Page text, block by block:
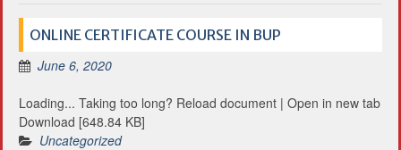
ONLINE CERTIFICATE COURSE IN BUP
June 6, 2020
Loading... Taking too long? Reload document | Open in new tab
Download [648.84 KB]
Uncategorized